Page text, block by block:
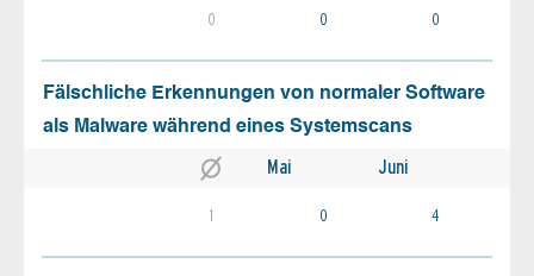
0 0 0
Fälschliche Erkennungen von normaler Software
als Malware während eines Systemscans
Mai Juni
1 0 4